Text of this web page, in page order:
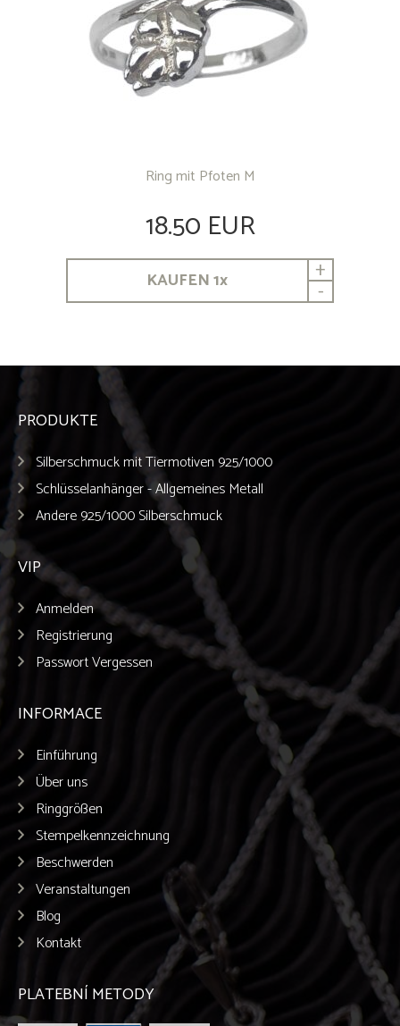
Ring mit Pfoten M
18.50 EUR
KAUFEN1x +
-
PRODUKTE
Silberschmuck mit Tiermotiven 925/1000
Schlüsselanhänger - Allgemeines Metall
Andere 925/1000 Silberschmuck
VIP
Anmelden
Registrierung
Passwort Vergessen
INFORMACE
Einführung
Über uns
Ringgrößen
Stempelkennzeichnung
Beschwerden
Veranstaltungen
Blog
Kontakt
PLATEBNÍ METODY